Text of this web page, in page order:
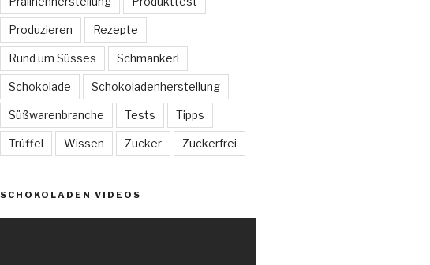
Produzieren Rezepte
Rund um Süsses Schmankerl
Schokolade Schokoladenherstellung
Süßwarenbranche Tests Tipps
Trüffel Wissen Zucker Zuckerfrei
SCHOKOLADEN VIDEOS